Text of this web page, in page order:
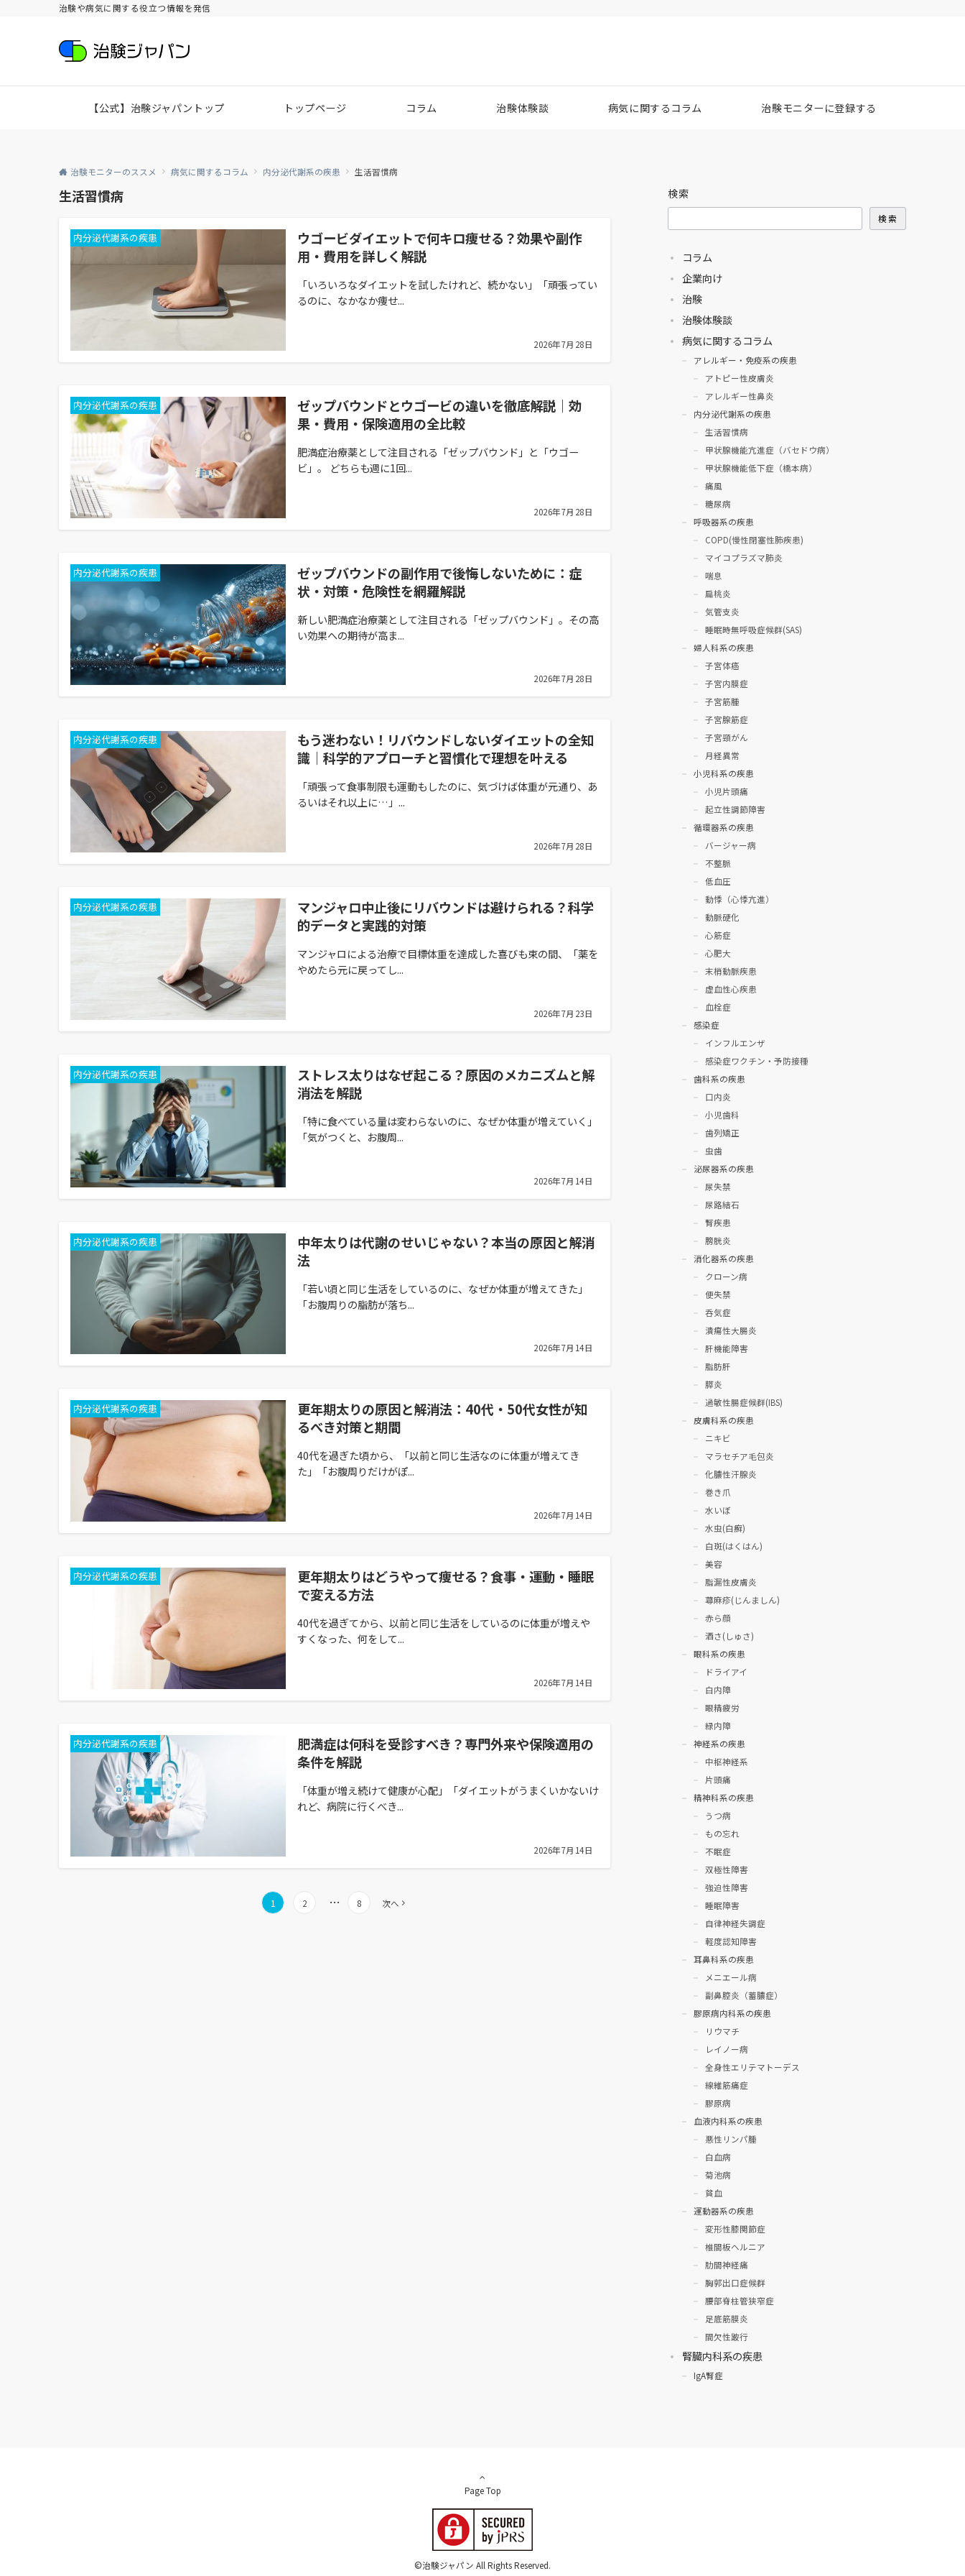
治験や病気に関する役立つ情報を発信
【公式】治験ジャパントップ トップページ コラム 治験体験談 病気に関するコラム 治験モニターに登録する
治験モニターのススメ 病気に関するコラム 内分泌代謝系の疾患 生活習慣病
生活習慣病
内分泌代謝系の疾患
ウゴービダイエットで何キロ痩せる？効果や副作
用・費用を詳しく解説
「いろいろなダイエットを試したけれど、続かない」「頑張ってい
るのに、なかなか痩せ...
2026年7月28日
内分泌代謝系の疾患
ゼップバウンドとウゴービの違いを徹底解説｜効
果・費用・保険適用の全比較
肥満症治療薬として注目される「ゼップバウンド」と「ウゴー
ビ」。 どちらも週に1回...
2026年7月28日
内分泌代謝系の疾患
ゼップバウンドの副作用で後悔しないために：症
状・対策・危険性を網羅解説
新しい肥満症治療薬として注目される「ゼップバウンド」。その高
い効果への期待が高ま...
2026年7月28日
内分泌代謝系の疾患
もう迷わない！リバウンドしないダイエットの全知
識｜科学的アプローチと習慣化で理想を叶える
「頑張って食事制限も運動もしたのに、気づけば体重が元通り、あ
るいはそれ以上に…」...
2026年7月28日
内分泌代謝系の疾患
マンジャロ中止後にリバウンドは避けられる？科学
的データと実践的対策
マンジャロによる治療で目標体重を達成した喜びも束の間、「薬を
やめたら元に戻ってし...
2026年7月23日
内分泌代謝系の疾患
ストレス太りはなぜ起こる？原因のメカニズムと解
消法を解説
「特に食べている量は変わらないのに、なぜか体重が増えていく」
「気がつくと、お腹周...
2026年7月14日
内分泌代謝系の疾患
中年太りは代謝のせいじゃない？本当の原因と解消
法
「若い頃と同じ生活をしているのに、なぜか体重が増えてきた」
「お腹周りの脂肪が落ち...
2026年7月14日
内分泌代謝系の疾患
更年期太りの原因と解消法：40代・50代女性が知
るべき対策と期間
40代を過ぎた頃から、「以前と同じ生活なのに体重が増えてき
た」「お腹周りだけがぽ...
2026年7月14日
内分泌代謝系の疾患
更年期太りはどうやって痩せる？食事・運動・睡眠
で変える方法
40代を過ぎてから、以前と同じ生活をしているのに体重が増えや
すくなった、何をして...
2026年7月14日
内分泌代謝系の疾患
肥満症は何科を受診すべき？専門外来や保険適用の
条件を解説
「体重が増え続けて健康が心配」「ダイエットがうまくいかないけ
れど、病院に行くべき...
2026年7月14日
1 2 … 8 次へ
検索
検索
コラム
企業向け
治験
治験体験談
病気に関するコラム
アレルギー・免疫系の疾患
アトピー性皮膚炎
アレルギー性鼻炎
内分泌代謝系の疾患
生活習慣病
甲状腺機能亢進症（バセドウ病）
甲状腺機能低下症（橋本病）
痛風
糖尿病
呼吸器系の疾患
COPD(慢性閉塞性肺疾患)
マイコプラズマ肺炎
喘息
扁桃炎
気管支炎
睡眠時無呼吸症候群(SAS)
婦人科系の疾患
子宮体癌
子宮内膜症
子宮筋腫
子宮腺筋症
子宮頸がん
月経異常
小児科系の疾患
小児片頭痛
起立性調節障害
循環器系の疾患
バージャー病
不整脈
低血圧
動悸（心悸亢進）
動脈硬化
心筋症
心肥大
末梢動脈疾患
虚血性心疾患
血栓症
感染症
インフルエンザ
感染症ワクチン・予防接種
歯科系の疾患
口内炎
小児歯科
歯列矯正
虫歯
泌尿器系の疾患
尿失禁
尿路結石
腎疾患
膀胱炎
消化器系の疾患
クローン病
便失禁
呑気症
潰瘍性大腸炎
肝機能障害
脂肪肝
膵炎
過敏性腸症候群(IBS)
皮膚科系の疾患
ニキビ
マラセチア毛包炎
化膿性汗腺炎
巻き爪
水いぼ
水虫(白癬)
白斑(はくはん)
美容
脂漏性皮膚炎
蕁麻疹(じんましん)
赤ら顔
酒さ(しゅさ)
眼科系の疾患
ドライアイ
白内障
眼精疲労
緑内障
神経系の疾患
中枢神経系
片頭痛
精神科系の疾患
うつ病
もの忘れ
不眠症
双極性障害
強迫性障害
睡眠障害
自律神経失調症
軽度認知障害
耳鼻科系の疾患
メニエール病
副鼻腔炎（蓄膿症）
膠原病内科系の疾患
リウマチ
レイノー病
全身性エリテマトーデス
線維筋痛症
膠原病
血液内科系の疾患
悪性リンパ腫
白血病
菊池病
貧血
運動器系の疾患
変形性膝関節症
椎間板ヘルニア
肋間神経痛
胸郭出口症候群
腰部脊柱管狭窄症
足底筋膜炎
間欠性跛行
腎臓内科系の疾患
IgA腎症
Page Top
©治験ジャパン All Rights Reserved.